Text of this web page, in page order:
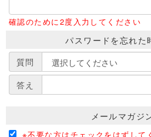
確認のために2度入力してください
パスワードを忘れた
質問
答え
メールマガジ
※不要な方はチェックをはずして